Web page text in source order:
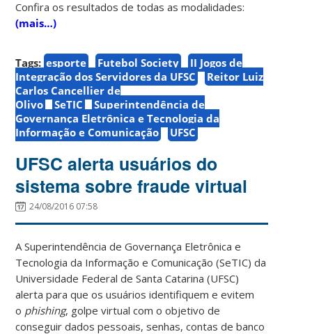
Confira os resultados de todas as modalidades:
(mais…)
Tags: esporte Futebol Society
II Jogos de
Integração dos Servidores da UFSC
Reitor Luiz
Carlos Cancellier de
Olivo
SeTIC
Superintendência de
Governança Eletrônica e Tecnologia da
Informação e Comunicação
UFSC
UFSC alerta usuários do
sistema sobre fraude virtual
24/08/2016 07:58
A Superintendência de Governança Eletrônica e
Tecnologia da Informação e Comunicação (SeTIC) da
Universidade Federal de Santa Catarina (UFSC)
alerta para que os usuários identifiquem e evitem
o phishing, golpe virtual com o objetivo de
conseguir dados pessoais, senhas, contas de banco